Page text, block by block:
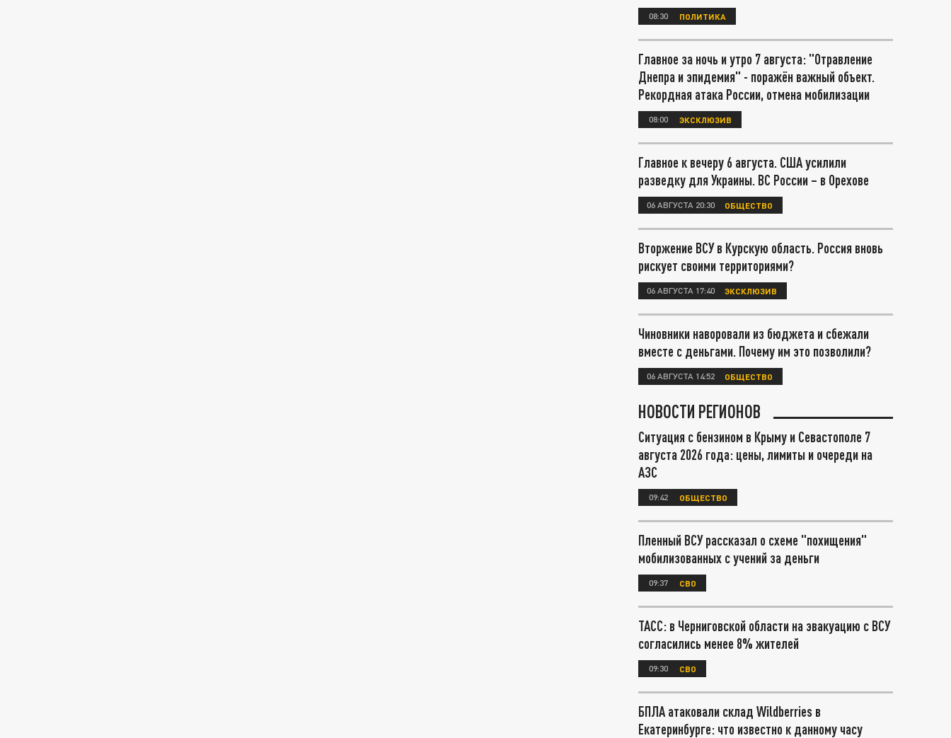
08:30 ПОЛИТИКА
Главное за ночь и утро 7 августа: "Отравление
Днепра и эпидемия" - поражён важный объект.
Рекордная атака России, отмена мобилизации
08:00 ЭКСКЛЮЗИВ
Главное к вечеру 6 августа. США усилили
разведку для Украины. ВС России – в Орехове
06 АВГУСТА 20:30 ОБЩЕСТВО
Вторжение ВСУ в Курскую область. Россия вновь
рискует своими территориями?
06 АВГУСТА 17:40 ЭКСКЛЮЗИВ
Чиновники наворовали из бюджета и сбежали
вместе с деньгами. Почему им это позволили?
06 АВГУСТА 14:52 ОБЩЕСТВО
НОВОСТИ РЕГИОНОВ
Ситуация с бензином в Крыму и Севастополе 7
августа 2026 года: цены, лимиты и очереди на
АЗС
09:42 ОБЩЕСТВО
Пленный ВСУ рассказал о схеме "похищения"
мобилизованных с учений за деньги
09:37 СВО
ТАСС: в Черниговской области на эвакуацию с ВСУ
согласились менее 8% жителей
09:30 СВО
БПЛА атаковали склад Wildberries в
Екатеринбурге: что известно к данному часу